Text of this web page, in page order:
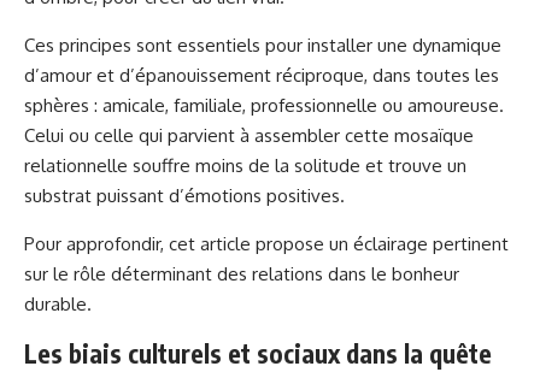
Ces principes sont essentiels pour installer une dynamique
d’amour et d’épanouissement réciproque, dans toutes les
sphères : amicale, familiale, professionnelle ou amoureuse.
Celui ou celle qui parvient à assembler cette mosaïque
relationnelle souffre moins de la solitude et trouve un
substrat puissant d’émotions positives.
Pour approfondir, cet article propose un éclairage pertinent
sur le rôle déterminant des relations dans le bonheur
durable.
Les biais culturels et sociaux dans la quête